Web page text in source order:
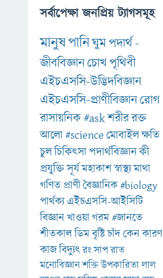
সর্বাপেক্ষা জনপ্রিয় ট্যাগসমূহ
মানুষপানিঘুমপদার্থ-
জীববিজ্ঞানচোখপৃথিবী
এইচএসসি-উদ্ভিদবিজ্ঞান
এইচএসসি-প্রাণীবিজ্ঞানরোগ
রাসায়নিক#askশরীররক্ত
আলো#scienceমোবাইলক্ষতি
চুলচিকিৎসাপদার্থবিজ্ঞানকী
প্রযুক্তিসূর্যমহাকাশস্বাস্থ্যমাথা
গণিত প্রাণীবৈজ্ঞানিক#biology
পার্থক্য এইচএসসি-আইসিটি
বিজ্ঞানখাওয়াগরম#জানতে
শীতকালডিমবৃষ্টিচাঁদকেনকারণ
কাজবিদ্যুৎরংসাপরাত
মনোবিজ্ঞানশক্তিউপকারিতালাল